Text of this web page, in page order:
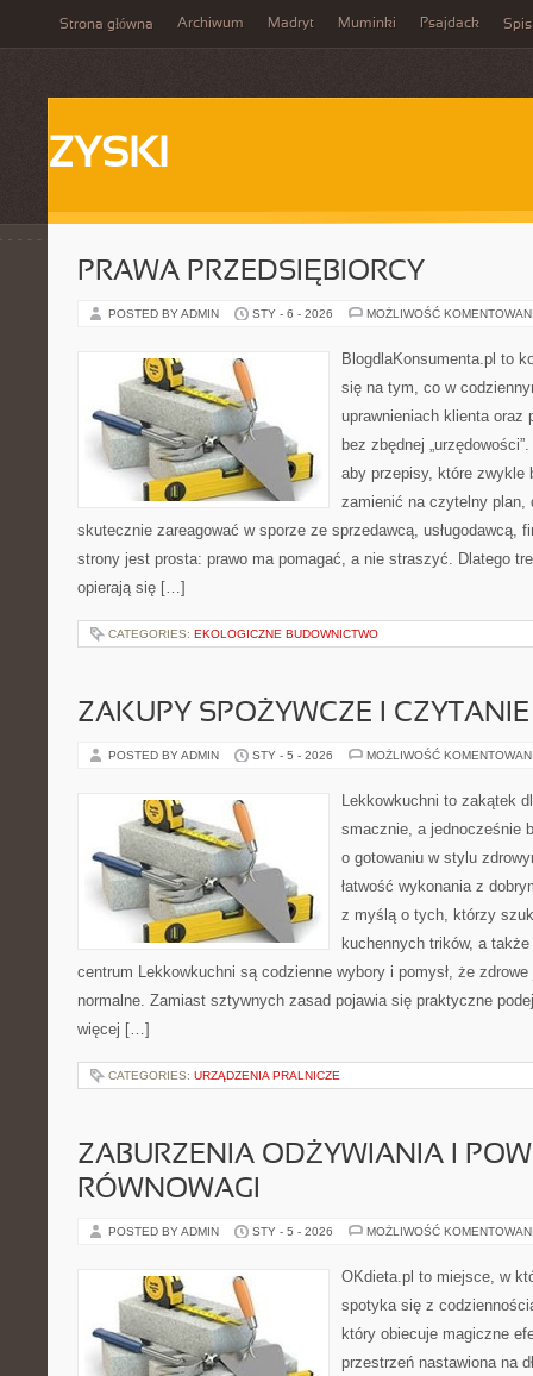
Strona główna Archiwum Madryt Muminki Psajdack Spis
ZYSKI
PRAWA PRZEDSIĘBIORCY
POSTED BY ADMIN STY - 6 - 2026 MOŻLIWOŚĆ
BlogdlaKonsumenta.pl to
się na tym, co w
uprawnieniach klienta oraz
bez zbędnej
aby przepisy, które zwykle
zamienić na czytelny plan,
skutecznie zareagować w sporze ze sprzedawcą, usługodawcą,
strony jest prosta: prawo ma pomagać, a nie straszyć. Dlatego
opierają się […]
CATEGORIES: EKOLOGICZNE BUDOWNICTWO
ZAKUPY SPOŻYWCZE I CZYTANIE
POSTED BY ADMIN STY - 5 - 2026 MOŻLIWOŚĆ
Lekkowkuchni to zakątek
smacznie, a jednocześnie
o gotowaniu w stylu
łatwość wykonania z
z myślą o tych, którzy
kuchennych trików, a
centrum Lekkowkuchni są codzienne wybory i pomysł, że
normalne. Zamiast sztywnych zasad pojawia się praktyczne
więcej […]
CATEGORIES: URZĄDZENIA PRALNICZE
ZABURZENIA ODŻYWIANIA I
RÓWNOWAGI
POSTED BY ADMIN STY - 5 - 2026 MOŻLIWOŚĆ
OKdieta.pl to miejsce, w
spotyka się z
który obiecuje magiczne
przestrzeń nastawiona na